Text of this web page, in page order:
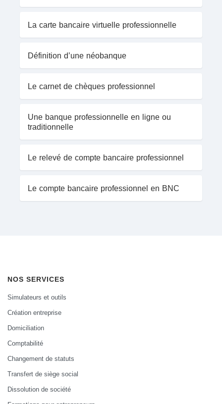
La carte bancaire virtuelle professionnelle
Définition d’une néobanque
Le carnet de chèques professionnel
Une banque professionnelle en ligne ou
traditionnelle
Le relevé de compte bancaire professionnel
Le compte bancaire professionnel en BNC
NOS SERVICES
Simulateurs et outils
Création entreprise
Domiciliation
Comptabilité
Changement de statuts
Transfert de siège social
Dissolution de société